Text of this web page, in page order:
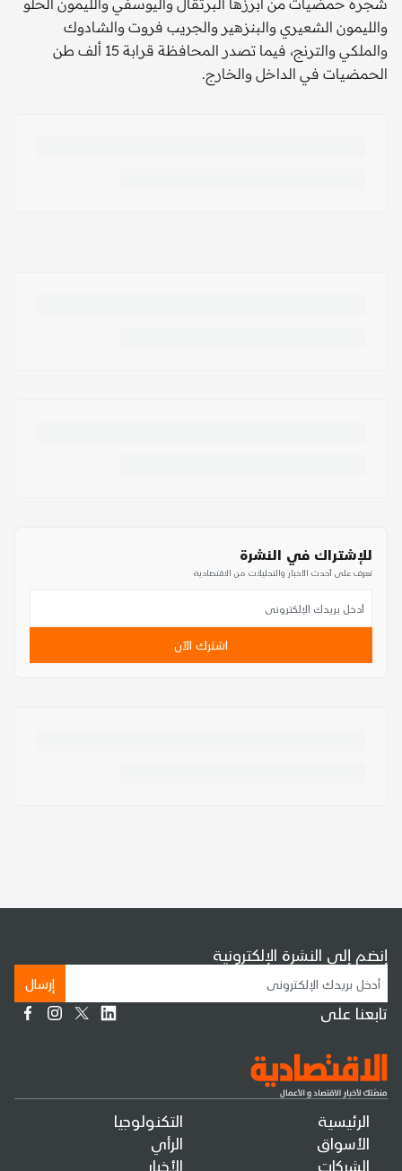
شجرة حمضيات من أبرزها البرتقال واليوسفي والليمون الحلو
والليمون الشعيري والبنزهير والجريب فروت والشادوك
والملكي والترنج، فيما تصدر المحافظة قرابة 15 ألف طن
الحمضيات في الداخل والخارج.
للإشتراك في النشرة
تعرف على أحدث الأخبار والتحليلات من الاقتصادية
اشترك الآن
الرئيسية
الأسواق
الشركات
التكنولوجيا
الرأي
الأخبار
إنضم إلى النشرة الإلكترونية
إرسال
تابعنا على